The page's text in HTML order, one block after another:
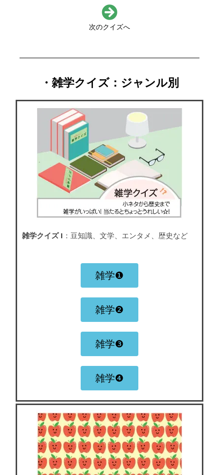
次のクイズへ
・雑学クイズ：ジャンル別
雑学クイズ I ：豆知識、文学、エンタメ、歴史など
雑学❶
雑学❷
雑学❸
雑学❹